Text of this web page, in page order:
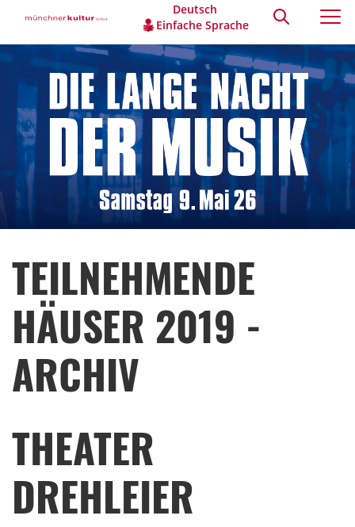
Deutsch
Einfache Sprache
TEILNEHMENDE
HÄUSER 2019 -
ARCHIV
THEATER
DREHLEIER